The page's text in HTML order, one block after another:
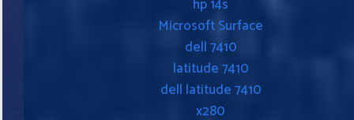
hp 14s
Microsoft Surface
dell 7410
latitude 7410
dell latitude 7410
x280